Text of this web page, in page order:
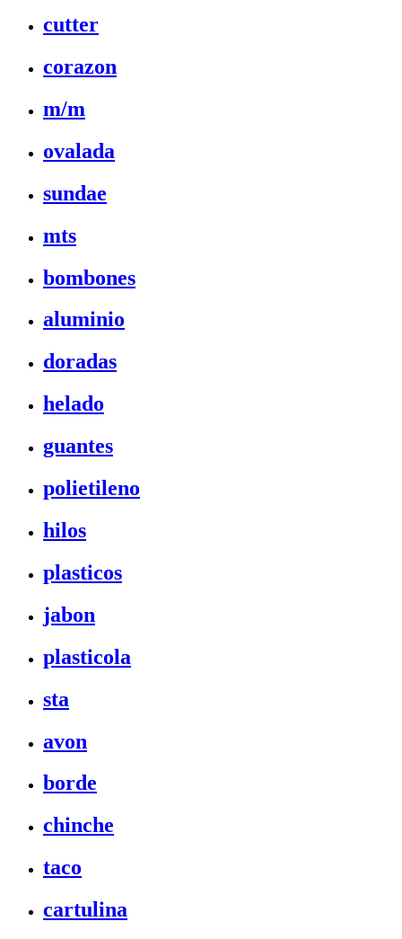
cutter
corazon
m/m
ovalada
sundae
mts
bombones
aluminio
doradas
helado
guantes
polietileno
hilos
plasticos
jabon
plasticola
sta
avon
borde
chinche
taco
cartulina